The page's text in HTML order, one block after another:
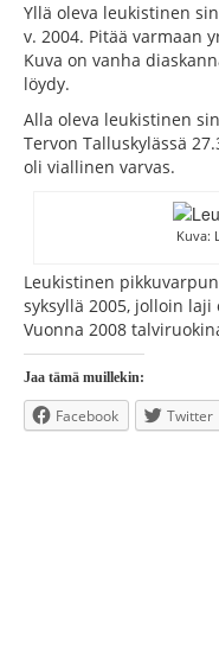
Yllä oleva leukistinen
v. 2004. Pitää varmaan
Kuva on vanha
löydy.
Alla oleva leukistinen
Tervon Talluskylässä
oli viallinen varvas.
Kuva:
Leukistinen
syksyllä 2005, jolloin
Vuonna 2008
Jaa tämä muillekin:
Facebook Twitter